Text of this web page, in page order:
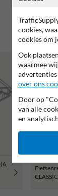
cookies,
cookies om
Ook
waarmee
over ons
Door op
van alle
en